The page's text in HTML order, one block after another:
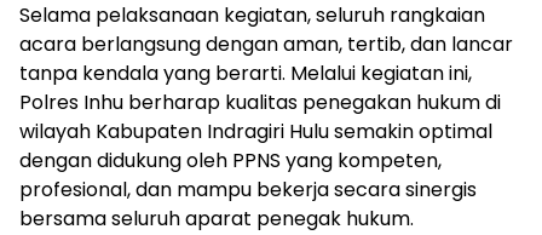
Selama pelaksanaan kegiatan, seluruh rangkaian
acara berlangsung dengan aman, tertib, dan lancar
tanpa kendala yang berarti. Melalui kegiatan ini,
Polres Inhu berharap kualitas penegakan hukum di
wilayah Kabupaten Indragiri Hulu semakin optimal
dengan didukung oleh PPNS yang kompeten,
profesional, dan mampu bekerja secara sinergis
bersama seluruh aparat penegak hukum.